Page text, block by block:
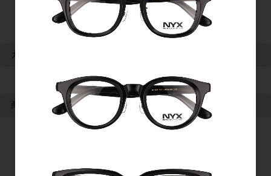
カート情報
カートは空です
商品検索